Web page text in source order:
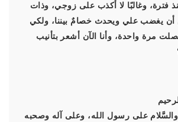
فترة، وغالبًا لا أكذب على زوجي، وذات
يغضب علي ويحدث خصامٌ بيننا، ولكي
مرة واحدة، وأنا الآن أشعر بتأنيب
والسَّلام على رسول الله، وعلى آله وصحبه